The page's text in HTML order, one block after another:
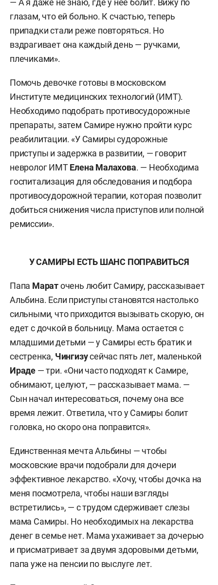
— А я даже не знаю, где у нее болит. Вижу по
глазам, что ей больно. К счастью, теперь
припадки стали реже повторяться. Но
вздрагивает она каждый день — ручками,
плечиками».
Помочь девочке готовы в московском
Институте медицинских технологий (ИМТ).
Необходимо подобрать противосудорожные
препараты, затем Самире нужно пройти курс
реабилитации. «У Самиры судорожные
приступы и задержка в развитии, — говорит
невролог ИМТЕлена Малахова. — Необходима
госпитализация для обследования и подбора
противосудорожной терапии, которая позволит
добиться снижения числа приступов или полной
ремиссии».
У САМИРЫ ЕСТЬ ШАНС ПОПРАВИТЬСЯ
Папа Мараточень любит Самиру, рассказывает
Альбина. Если приступы становятся настолько
сильными, что приходится вызывать скорую, он
едет с дочкой в больницу. Мама остается с
младшими детьми — у Самиры есть братик и
сестренка, Чингизусейчас пять лет, маленькой
Ираде — три. «Они часто подходят к Самире,
обнимают, целуют, — рассказывает мама. —
Сын начал интересоваться, почему она все
время лежит. Ответила, что у Самиры болит
головка, но скоро она поправится».
Единственная мечта Альбины — чтобы
московские врачи подобрали для дочери
эффективное лекарство. «Хочу, чтобы дочка на
меня посмотрела, чтобы наши взгляды
встретились», — с трудом сдерживает слезы
мама Самиры. Но необходимых на лекарства
денег в семье нет. Мама ухаживает за дочерью
и присматривает за двумя здоровыми детьми,
папа уже на пенсии по выслуге лет.